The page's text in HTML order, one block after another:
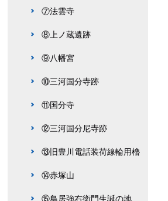
⑦法雲寺
⑧上ノ蔵遺跡
⑨八幡宮
⑩三河国分寺跡
⑪国分寺
⑫三河国分尼寺跡
⑬旧豊川電話装荷線輪用櫓
⑭赤塚山
⑮鳥居強右衛門生誕の地